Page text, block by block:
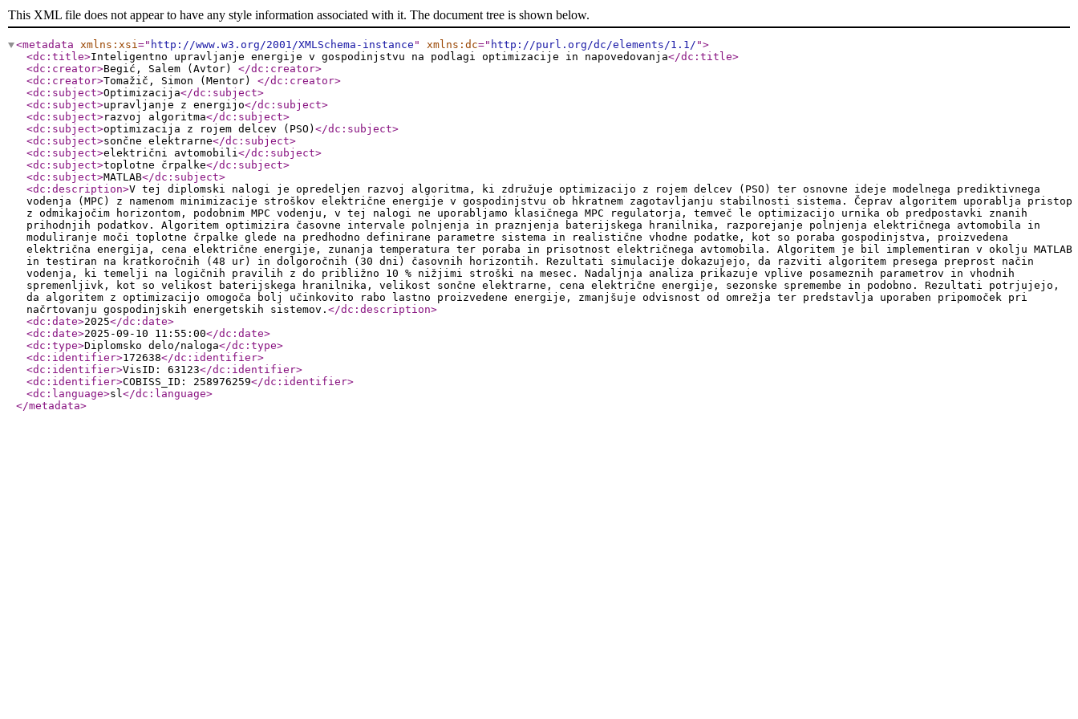
This XML file does not appear to have any style information associated with it. The document tree is shown below.
<metadata xmlns:xsi=" http://www.w3.org/2001/XMLSchema-instance " xmlns:dc=" http://purl.org/dc/elements/1.1/ ">
<dc:title>Inteligentno upravljanje energije v gospodinjstvu na podlagi optimizacije in napovedovanja</dc:title>
<dc:creator>Begić, Salem (Avtor) </dc:creator>
<dc:creator>Tomažič, Simon (Mentor) </dc:creator>
<dc:subject>Optimizacija</dc:subject>
<dc:subject>upravljanje z energijo</dc:subject>
<dc:subject>razvoj algoritma</dc:subject>
<dc:subject>optimizacija z rojem delcev (PSO) </dc:subject>
<dc:subject>sončne elektrarne</dc:subject>
<dc:subject>električni avtomobili</dc:subject>
<dc:subject>toplotne črpalke</dc:subject>
<dc:subject>MATLAB</dc:subject>
<dc:description>V tej diplomski nalogi je opredeljen razvoj algoritma, ki združuje optimizacijo z rojem delcev (PSO) ter osnovne ideje modelnega prediktivnega
vodenja (MPC) z namenom minimizacije stroškov električne energije v gospodinjstvu ob hkratnem zagotavljanju stabilnosti sistema. Čeprav algoritem uporablja pristop
z odmikajočim horizontom, podobnim MPC vodenju, v tej nalogi ne uporabljamo klasičnega MPC regulatorja, temveč le optimizacijo urnika ob predpostavki znanih
prihodnjih podatkov. Algoritem optimizira časovne intervale polnjenja in praznjenja baterijskega hranilnika, razporejanje polnjenja električnega avtomobila in
moduliranje moči toplotne črpalke glede na predhodno definirane parametre sistema in realistične vhodne podatke, kot so poraba gospodinjstva, proizvedena
električna energija, cena električne energije, zunanja temperatura ter poraba in prisotnost električnega avtomobila. Algoritem je bil implementiran v okolju MATLAB
in testiran na kratkoročnih (48 ur) in dolgoročnih (30 dni) časovnih horizontih. Rezultati simulacije dokazujejo, da razviti algoritem presega preprost način
vodenja, ki temelji na logičnih pravilih z do približno 10 % nižjimi stroški na mesec. Nadaljnja analiza prikazuje vplive posameznih parametrov in vhodnih
spremenljivk, kot so velikost baterijskega hranilnika, velikost sončne elektrarne, cena električne energije, sezonske spremembe in podobno. Rezultati potrjujejo,
da algoritem z optimizacijo omogoča bolj učinkovito rabo lastno proizvedene energije, zmanjšuje odvisnost od omrežja ter predstavlja uporaben pripomoček pri
načrtovanju gospodinjskih energetskih sistemov. </dc:description>
<dc:date>2025</dc:date>
<dc:date>2025-09-10 11:55:00</dc:date>
<dc:type>Diplomsko delo/naloga</dc:type>
<dc:identifier>172638</dc:identifier>
<dc:identifier>VisID: 63123</dc:identifier>
<dc:identifier>COBISS_ID: 258976259</dc:identifier>
<dc:language>sl</dc:language>
</metadata>